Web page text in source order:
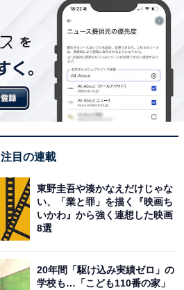
注目の連載
東野圭吾や湊かなえだけじゃな
い、「業と罪」を描く『映画ち
いかわ』から強く連想した映画
8選
20年間「駆け込み実績ゼロ」の
学校も…「こども110番の家」